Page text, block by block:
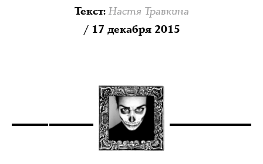
Текст: Настя Травкина
/ 17 декабря 2015